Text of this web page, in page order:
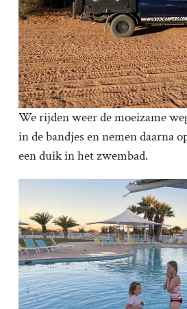
We rijden weer de moeizame
in de bandjes en nemen daarna
een duik in het zwembad.